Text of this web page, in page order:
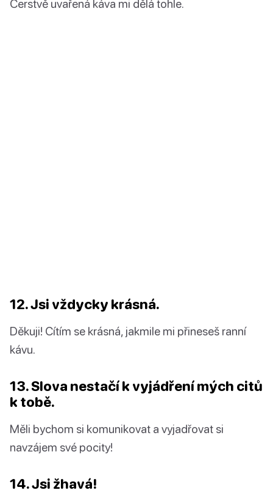
Čerstvě uvařená káva mi dělá tohle.
12. Jsi vždycky krásná.
Děkuji! Cítím se krásná, jakmile mi přineseš ranní
kávu.
13. Slova nestačí k vyjádření mých citů
k tobě.
Měli bychom si komunikovat a vyjadřovat si
navzájem své pocity!
14. Jsi žhavá!